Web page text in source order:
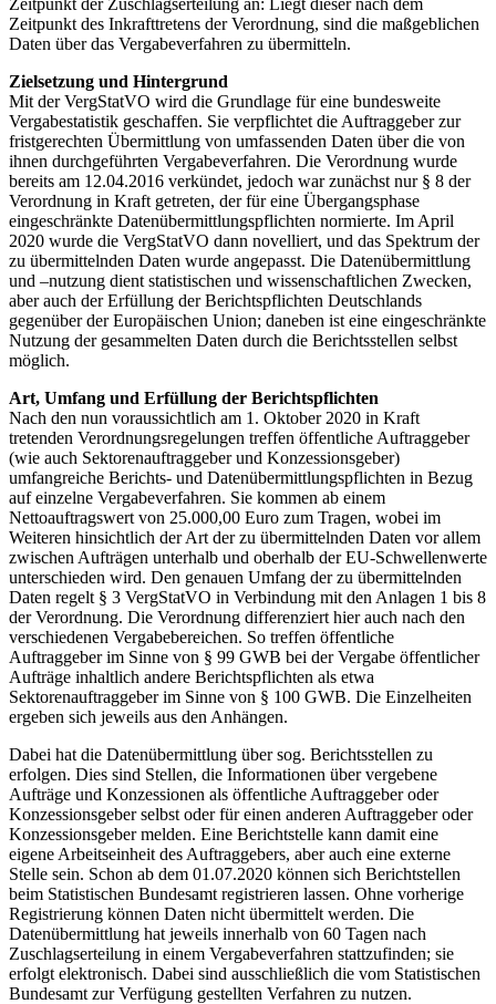
Zeitpunkt des Inkrafttretens der Verordnung, sind die maßgeblichen
Daten über das Vergabeverfahren zu übermitteln.
Zielsetzung und Hintergrund
Mit der VergStatVO wird die Grundlage für eine bundesweite
Vergabestatistik geschaffen. Sie verpflichtet die Auftraggeber zur
fristgerechten Übermittlung von umfassenden Daten über die von
ihnen durchgeführten Vergabeverfahren. Die Verordnung wurde
bereits am 12.04.2016 verkündet, jedoch war zunächst nur § 8 der
Verordnung in Kraft getreten, der für eine Übergangsphase
eingeschränkte Datenübermittlungspflichten normierte. Im April
2020 wurde die VergStatVO dann novelliert, und das Spektrum der
zu übermittelnden Daten wurde angepasst. Die Datenübermittlung
und –nutzung dient statistischen und wissenschaftlichen Zwecken,
aber auch der Erfüllung der Berichtspflichten Deutschlands
gegenüber der Europäischen Union; daneben ist eine eingeschränkte
Nutzung der gesammelten Daten durch die Berichtsstellen selbst
möglich.
Art, Umfang und Erfüllung der Berichtspflichten
Nach den nun voraussichtlich am 1. Oktober 2020 in Kraft
tretenden Verordnungsregelungen treffen öffentliche Auftraggeber
(wie auch Sektorenauftraggeber und Konzessionsgeber)
umfangreiche Berichts- und Datenübermittlungspflichten in Bezug
auf einzelne Vergabeverfahren. Sie kommen ab einem
Nettoauftragswert von 25.000,00 Euro zum Tragen, wobei im
Weiteren hinsichtlich der Art der zu übermittelnden Daten vor allem
zwischen Aufträgen unterhalb und oberhalb der EU-Schwellenwerte
unterschieden wird. Den genauen Umfang der zu übermittelnden
Daten regelt § 3 VergStatVO in Verbindung mit den Anlagen 1 bis 8
der Verordnung. Die Verordnung differenziert hier auch nach den
verschiedenen Vergabebereichen. So treffen öffentliche
Auftraggeber im Sinne von § 99 GWB bei der Vergabe öffentlicher
Aufträge inhaltlich andere Berichtspflichten als etwa
Sektorenauftraggeber im Sinne von § 100 GWB. Die Einzelheiten
ergeben sich jeweils aus den Anhängen.
Dabei hat die Datenübermittlung über sog. Berichtsstellen zu
erfolgen. Dies sind Stellen, die Informationen über vergebene
Aufträge und Konzessionen als öffentliche Auftraggeber oder
Konzessionsgeber selbst oder für einen anderen Auftraggeber oder
Konzessionsgeber melden. Eine Berichtstelle kann damit eine
eigene Arbeitseinheit des Auftraggebers, aber auch eine externe
Stelle sein. Schon ab dem 01.07.2020 können sich Berichtstellen
beim Statistischen Bundesamt registrieren lassen. Ohne vorherige
Registrierung können Daten nicht übermittelt werden. Die
Datenübermittlung hat jeweils innerhalb von 60 Tagen nach
Zuschlagserteilung in einem Vergabeverfahren stattzufinden; sie
erfolgt elektronisch. Dabei sind ausschließlich die vom Statistischen
Bundesamt zur Verfügung gestellten Verfahren zu nutzen.